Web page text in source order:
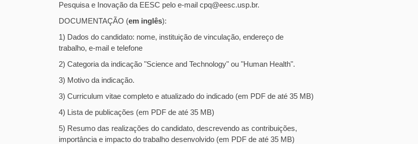
Pesquisa e Inovação da EESC pelo e-mail cpq@eesc.usp.br.
DOCUMENTAÇÃO (em inglês):
1) Dados do candidato: nome, instituição de vinculação, endereço de
trabalho, e-mail e telefone
2) Categoria da indicação "Science and Technology" ou "Human Health".
3) Motivo da indicação.
3) Curriculum vitae completo e atualizado do indicado (em PDF de até 35 MB)
4) Lista de publicações (em PDF de até 35 MB)
5) Resumo das realizações do candidato, descrevendo as contribuições,
importância e impacto do trabalho desenvolvido (em PDF de até 35 MB)